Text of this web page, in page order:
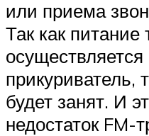
или приема
Так как питание
осуществляется
прикуриватель,
будет занят. И
недостаток FM-